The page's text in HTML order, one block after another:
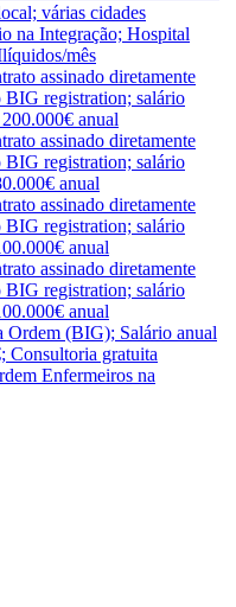
várias cidades
na Integração; Hospital
mês
assinado diretamente
BIG registration; salário
anual
assinado diretamente
BIG registration; salário
anual
assinado diretamente
BIG registration; salário
anual
assinado diretamente
BIG registration; salário
anual
Ordem (BIG); Salário anual
Consultoria gratuita
Enfermeiros na